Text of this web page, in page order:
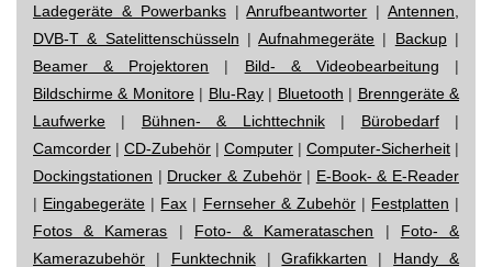
Ladegeräte & Powerbanks|Anrufbeantworter |Antennen,
DVB-T & Satelittenschüsseln |Aufnahmegeräte | Backup|
Beamer & Projektoren | Bild- & Videobearbeitung |
Bildschirme & Monitore| Blu-Ray| Bluetooth | Brenngeräte &
Laufwerke | Bühnen- & Lichttechnik| Bürobedarf|
Camcorder | CD-Zubehör | Computer | Computer-Sicherheit |
Dockingstationen | Drucker & Zubehör| E-Book- & E-Reader
| Eingabegeräte | Fax | Fernseher & Zubehör| Festplatten |
Fotos & Kameras | Foto- & Kamerataschen | Foto- &
Kamerazubehör | Funktechnik|Grafikkarten | Handy &